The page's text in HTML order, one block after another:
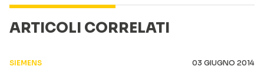
ARTICOLI CORRELATI
SIEMENS 03 GIUGNO 2014